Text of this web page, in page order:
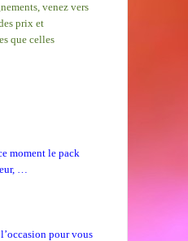
venez vers
prix et
que celles
moment le pack
…
pour vous